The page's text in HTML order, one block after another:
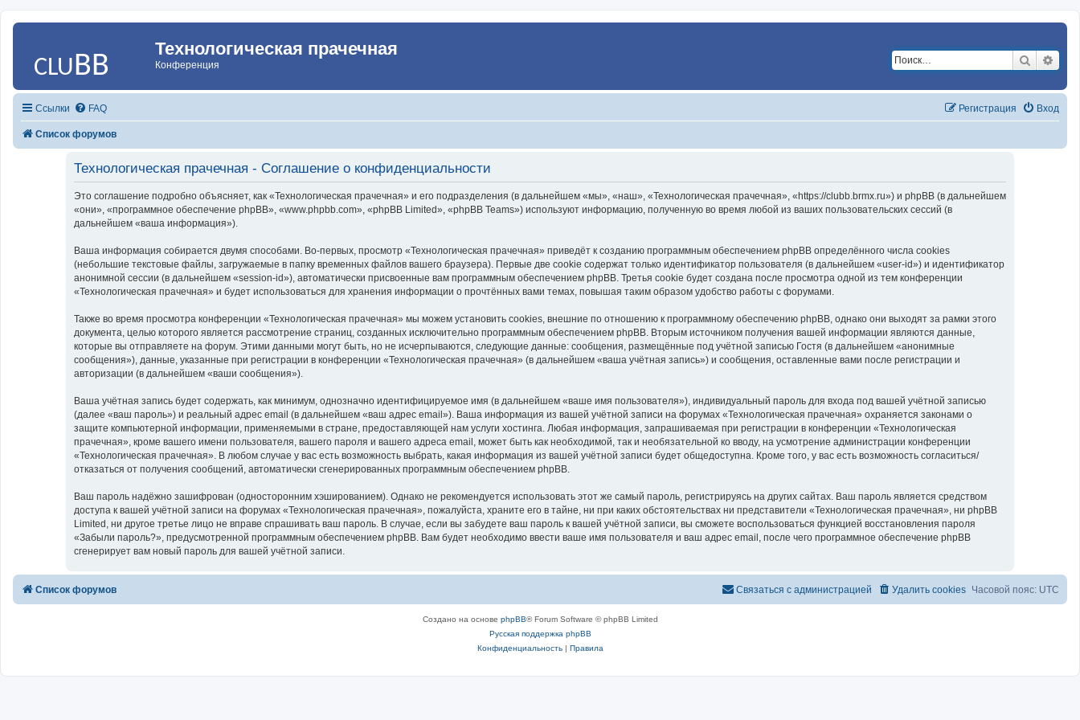
Технологическая прачечная
Конференция Поиск
Ссылки FAQ Вход
Регистрация
Список форумов
Технологическая прачечная - Соглашение о конфиденциальности
Это соглашение подробно объясняет, как «Технологическая прачечная» и его подразделения (в дальнейшем «мы», «наш», «Технологическая прачечная», «https://clubb.brmx.ru») и phpBB (в дальнейшем
«они», «программное обеспечение phpBB», «www.phpbb.com», «phpBB Limited», «phpBB Teams») используют информацию, полученную во время любой из ваших пользовательских сессий (в
дальнейшем «ваша информация»).
Ваша информация собирается двумя способами. Во-первых, просмотр «Технологическая прачечная» приведёт к созданию программным обеспечением phpBB определённого числа cookies
(небольшие текстовые файлы, загружаемые в папку временных файлов вашего браузера). Первые две cookie содержат только идентификатор пользователя (в дальнейшем «user-id») и идентификатор
анонимной сессии (в дальнейшем «session-id»), автоматически присвоенные вам программным обеспечением phpBB. Третья cookie будет создана после просмотра одной из тем конференции
«Технологическая прачечная» и будет использоваться для хранения информации о прочтённых вами темах, повышая таким образом удобство работы с форумами.
Также во время просмотра конференции «Технологическая прачечная» мы можем установить cookies, внешние по отношению к программному обеспечению phpBB, однако они выходят за рамки этого
документа, целью которого является рассмотрение страниц, созданных исключительно программным обеспечением phpBB. Вторым источником получения вашей информации являются данные,
которые вы отправляете на форум. Этими данными могут быть, но не исчерпываются, следующие данные: сообщения, размещённые под учётной записью Гостя (в дальнейшем «анонимные
сообщения»), данные, указанные при регистрации в конференции «Технологическая прачечная» (в дальнейшем «ваша учётная запись») и сообщения, оставленные вами после регистрации и
авторизации (в дальнейшем «ваши сообщения»).
Ваша учётная запись будет содержать, как минимум, однозначно идентифицируемое имя (в дальнейшем «ваше имя пользователя»), индивидуальный пароль для входа под вашей учётной записью
(далее «ваш пароль») и реальный адрес email (в дальнейшем «ваш адрес email»). Ваша информация из вашей учётной записи на форумах «Технологическая прачечная» охраняется законами о
защите компьютерной информации, применяемыми в стране, предоставляющей нам услуги хостинга. Любая информация, запрашиваемая при регистрации в конференции «Технологическая
прачечная», кроме вашего имени пользователя, вашего пароля и вашего адреса email, может быть как необходимой, так и необязательной ко вводу, на усмотрение администрации конференции
«Технологическая прачечная». В любом случае у вас есть возможность выбрать, какая информация из вашей учётной записи будет общедоступна. Кроме того, у вас есть возможность согласиться/
отказаться от получения сообщений, автоматически сгенерированных программным обеспечением phpBB.
Ваш пароль надёжно зашифрован (односторонним хэшированием). Однако не рекомендуется использовать этот же самый пароль, регистрируясь на других сайтах. Ваш пароль является средством
доступа к вашей учётной записи на форумах «Технологическая прачечная», пожалуйста, храните его в тайне, ни при каких обстоятельствах ни представители «Технологическая прачечная», ни phpBB
Limited, ни другое третье лицо не вправе спрашивать ваш пароль. В случае, если вы забудете ваш пароль к вашей учётной записи, вы сможете воспользоваться функцией восстановления пароля
«Забыли пароль?», предусмотренной программным обеспечением phpBB. Вам будет необходимо ввести ваше имя пользователя и ваш адрес email, после чего программное обеспечение phpBB
сгенерирует вам новый пароль для вашей учётной записи.
Список форумов Часовой пояс: UTC
Удалить cookies
Связаться с администрацией
Создано на основе phpBB® Forum Software © phpBB Limited
Русская поддержка phpBB
Конфиденциальность| Правила